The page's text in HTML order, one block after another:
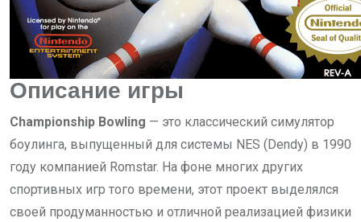
Описание игры
Championship Bowling — это классический симулятор
боулинга, выпущенный для системы NES (Dendy) в 1990
году компанией Romstar. На фоне многих других
спортивных игр того времени, этот проект выделялся
своей продуманностью и отличной реализацией физики